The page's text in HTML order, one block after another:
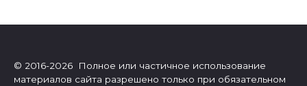
© 2016-2026 Полное или частичное использование
материалов сайта разрешено только при обязательном